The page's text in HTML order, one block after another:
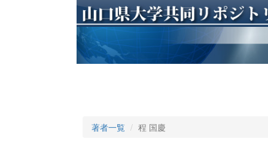
著者一覧 程 国慶